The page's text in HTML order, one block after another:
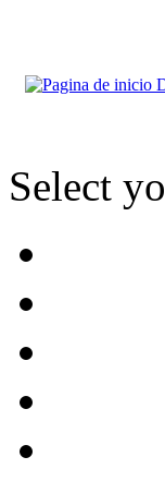
Select